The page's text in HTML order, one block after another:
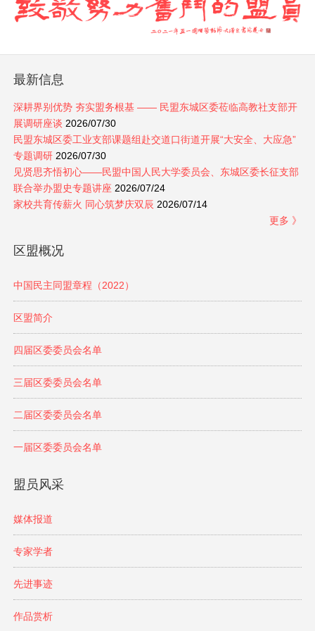
最新信息
深耕界别优势 夯实盟务根基 —— 民盟东城区委莅临高教社支部开
展调研座谈 2026/07/30
民盟东城区委工业支部课题组赴交道口街道开展“大安全、大应急”
专题调研2026/07/30
见贤思齐悟初心——民盟中国人民大学委员会、东城区委长征支部
联合举办盟史专题讲座 2026/07/24
家校共育传薪火 同心筑梦庆双辰 2026/07/14
更多 》
区盟概况
中国民主同盟章程（2022）
区盟简介
四届区委委员会名单
三届区委委员会名单
二届区委委员会名单
一届区委委员会名单
盟员风采
媒体报道
专家学者
先进事迹
作品赏析